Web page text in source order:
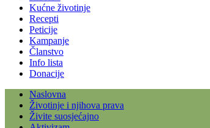
Kućne životinje
Recepti
Peticije
Kampanje
Članstvo
Info lista
Donacije
Naslovna
Životinje i njihova prava
Živite suosjećajno